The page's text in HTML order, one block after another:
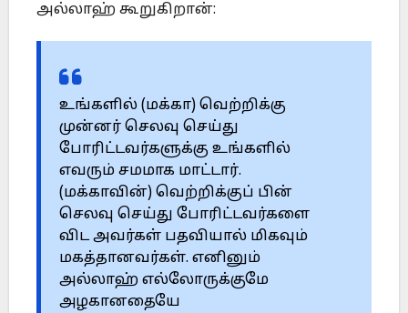
அல்லாஹ் கூறுகிறான்:
உங்களில் (மக்கா) வெற்றிக்கு
முன்னர் செலவு செய்து
போரிட்டவர்களுக்கு உங்களில்
எவரும் சமமாக மாட்டார்.
(மக்காவின்) வெற்றிக்குப் பின்
செலவு செய்து போரிட்டவர்களை
விட அவர்கள் பதவியால் மிகவும்
மகத்தானவர்கள். எனினும்
அல்லாஹ் எல்லோருக்குமே
அழகானதையே